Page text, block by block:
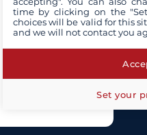
time by clicking on the
choices will be valid for this
and we will not contact you
Set your